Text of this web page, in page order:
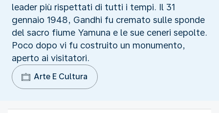
leader più rispettati di tutti i tempi. Il 31
gennaio 1948, Gandhi fu cremato sulle sponde
del sacro fiume Yamuna e le sue ceneri sepolte.
Poco dopo vi fu costruito un monumento,
aperto ai visitatori.
Arte E Cultura